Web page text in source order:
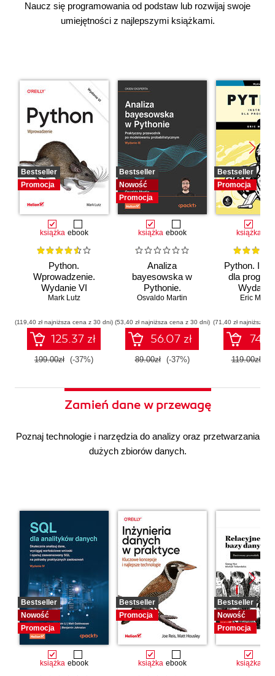
Naucz się programowania od podstaw lub rozwijaj swoje
umiejętności z najlepszymi książkami.
Bestseller
Promocja
książka ebook
Python.
Wprowadzenie.
Wydanie VI
Mark Lutz
(119,40 zł najniższa cena z 30 dni)
125.37 zł
199.00zł (-37%)
Bestseller
Nowość
Promocja
książka ebook
Analiza
bayesowska w
Pythonie.
Praktyczny
modelowaniu
probabilistycznym.
Wydanie III
Osvaldo Martin
(53,40 zł najniższa cena z 30 dni)
56.07 zł
89.00zł (-37%)
Bestseller
Promocja
książka
Python.
dla
Wydanie
Eric
(71,40 zł najniższa
119.00zł
Zamień dane w przewagę
Poznaj technologie i narzędzia do analizy oraz przetwarzania
dużych zbiorów danych.
Bestseller
Nowość
Promocja
książka ebook
Bestseller
Promocja
książka ebook
Bestseller
Nowość
Promocja
książka